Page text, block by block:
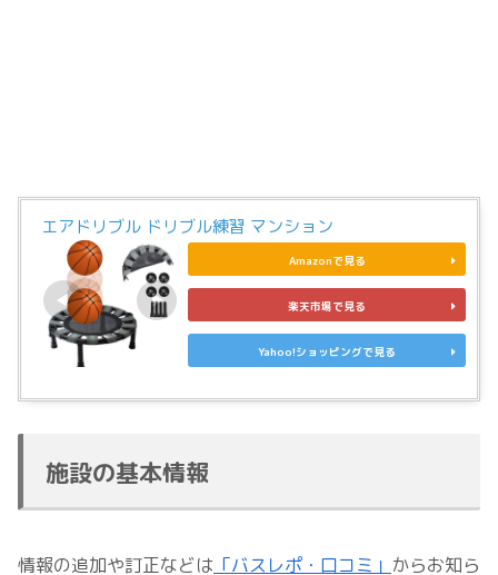
エアドリブル ドリブル練習 マンション
Amazonで見る
楽天市場で見る
Yahoo!ショッピングで見る
施設の基本情報
情報の追加や訂正などは 「バスレポ・口コミ」 からお知ら